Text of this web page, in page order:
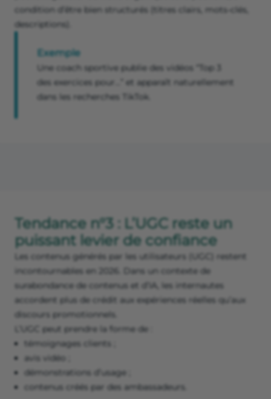
condition d’être bien structurés (titres clairs, mots-clés,
descriptions).
Exemple
Une coach sportive publie des vidéos “Top 3
des exercices pour…” et apparaît naturellement
dans les recherches TikTok.
Tendance n°3 : L’UGC reste un
puissant levier de confiance
Les contenus générés par les utilisateurs (UGC) restent
incontournables en 2026. Dans un contexte de
surabondance de contenus et d’IA, les internautes
accordent plus de crédit aux expériences réelles qu’aux
discours promotionnels.
L’UGC peut prendre la forme de :
témoignages clients ;
avis vidéo ;
démonstrations d’usage ;
contenus créés par des ambassadeurs.